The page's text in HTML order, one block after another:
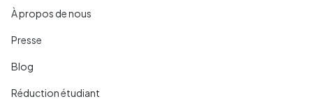
À propos de nous
Presse
Blog
Réduction étudiant